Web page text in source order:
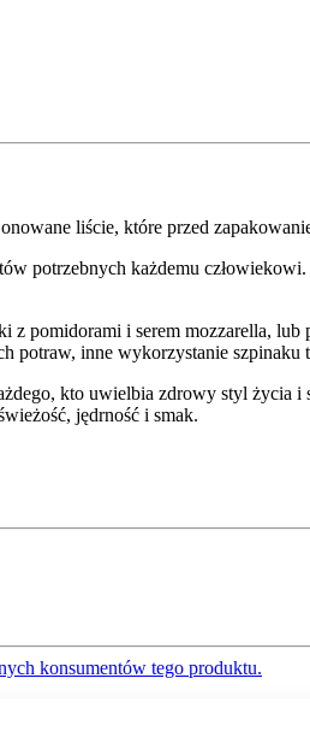
liście, które przed
potrzebnych każdemu
z pomidorami i serem mozzarella,
potraw, inne wykorzystanie
kto uwielbia zdrowy styl życia
jędrność i smak.
konsumentów tego produktu.